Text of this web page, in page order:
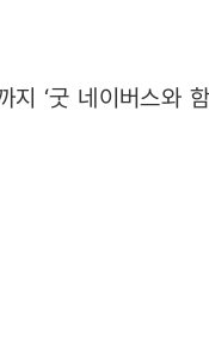
‘굿 네이버스와